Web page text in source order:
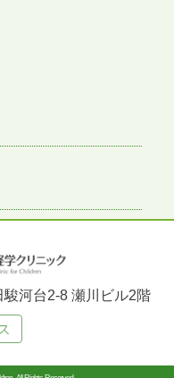
河台2-8 瀬川ビル2階